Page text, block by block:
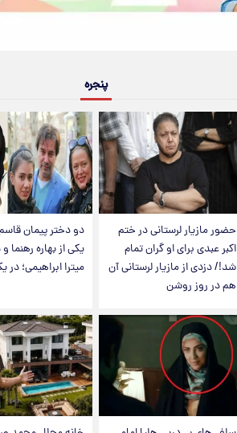
پنجره
حضور مازیار لرستانی در ختم
اکبر عبدی برای او گران تمام
شد!/ دزدی از مازیار لرستانی آن
هم در روز روشن
دو دختر پیمان
یکی از بهاره رهنما
میترا ابراهیمی؛